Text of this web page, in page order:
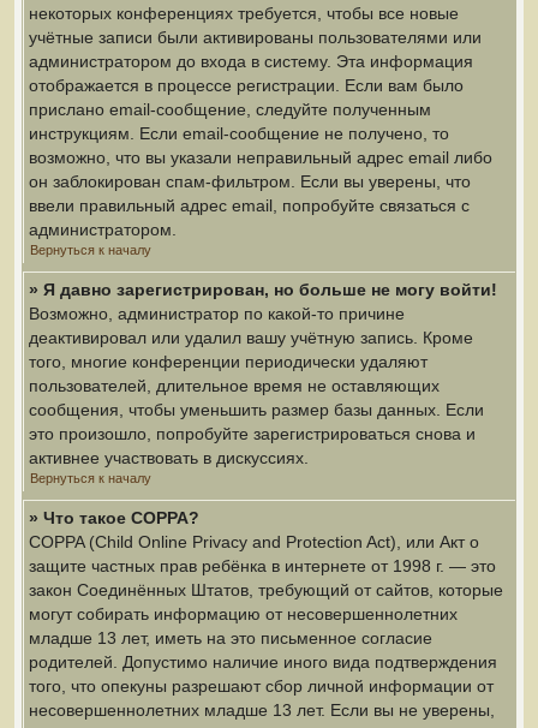
некоторых конференциях требуется, чтобы все новые
учётные записи были активированы пользователями или
администратором до входа в систему. Эта информация
отображается в процессе регистрации. Если вам было
прислано email-сообщение, следуйте полученным
инструкциям. Если email-сообщение не получено, то
возможно, что вы указали неправильный адрес email либо
он заблокирован спам-фильтром. Если вы уверены, что
ввели правильный адрес email, попробуйте связаться с
администратором.
Вернуться к началу
» Я давно зарегистрирован, но больше не могу войти!
Возможно, администратор по какой-то причине
деактивировал или удалил вашу учётную запись. Кроме
того, многие конференции периодически удаляют
пользователей, длительное время не оставляющих
сообщения, чтобы уменьшить размер базы данных. Если
это произошло, попробуйте зарегистрироваться снова и
активнее участвовать в дискуссиях.
Вернуться к началу
» Что такое COPPA?
COPPA (Child Online Privacy and Protection Act), или Акт о
защите частных прав ребёнка в интернете от 1998 г. — это
закон Соединённых Штатов, требующий от сайтов, которые
могут собирать информацию от несовершеннолетних
младше 13 лет, иметь на это письменное согласие
родителей. Допустимо наличие иного вида подтверждения
того, что опекуны разрешают сбор личной информации от
несовершеннолетних младше 13 лет. Если вы не уверены,